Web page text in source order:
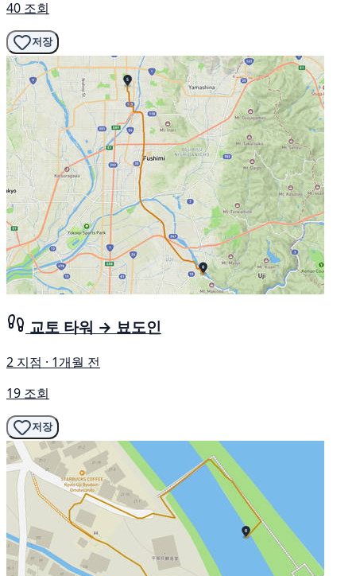
40 조회
저장
교토 타워 → 뵤도인
2 지점 · 1개월 전
19 조회
저장